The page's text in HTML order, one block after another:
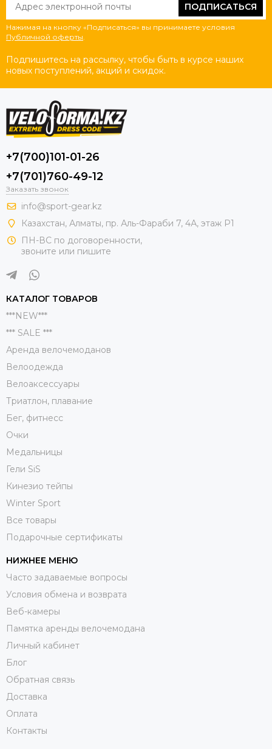
ПОДПИСАТЬСЯ
Нажимая на кнопку «Подписаться» вы принимаете условия
Публичной оферты
Подпишитесь на рассылку, чтобы быть в курсе наших
новых поступлений, акций и скидок.
+7(700)101-01-26
+7(701)760-49-12
Заказать звонок
info@sport-gear.kz
Казахстан, Алматы, пр. Аль-Фараби 7, 4А, этаж Р1
ПН-ВС по договоренности,
звоните или пишите
КАТАЛОГ ТОВАРОВ
***NEW***
*** SALE ***
Аренда велочемоданов
Велоодежда
Велоаксессуары
Триатлон, плавание
Бег, фитнесс
Очки
Медальницы
Гели SiS
Кинезио тейпы
Winter Sport
Все товары
Подарочные сертификаты
НИЖНЕЕ МЕНЮ
Часто задаваемые вопросы
Условия обмена и возврата
Веб-камеры
Памятка аренды велочемодана
Личный кабинет
Блог
Обратная связь
Доставка
Оплата
Контакты